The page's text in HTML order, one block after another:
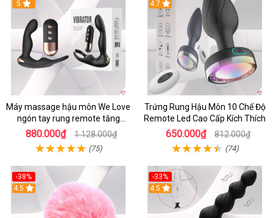
5
Máy massage hậu môn We Love
ngón tay rung remote tăng
khoái cảm
880.000₫ 1.128.000₫
(75)
4.7
Trứng Rung Hậu Môn 10 Chế Độ
Remote Led Cao Cấp Kích Thích
650.000₫ 812.000₫
(74)
-38%
4.5
-33%
4.5